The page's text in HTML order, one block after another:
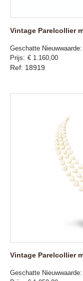
Vintage Parelcollier
Geschatte Nieuwwaarde
Prijs
€ 1.160,00
Ref: 18919
Vintage Parelcollier
Geschatte Nieuwwaarde